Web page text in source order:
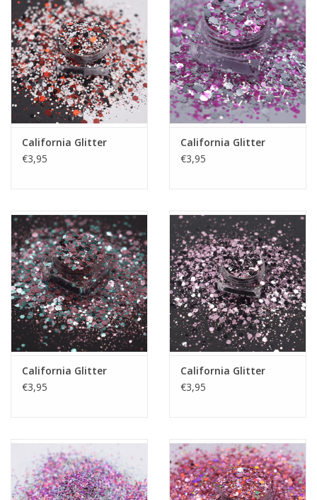
Hema free line/Hypoallergenic
Biab gel/Build It gel
Glitters ombre Spray
Nail Mist
California Glitter
€3,95
California Glitter
€3,95
California Glitter
€3,95
California Glitter
€3,95